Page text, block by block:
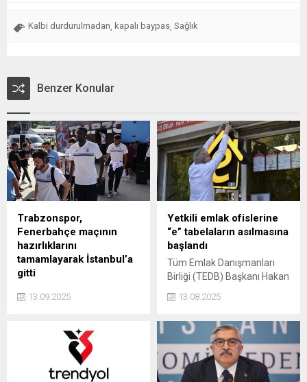
Kalbi durdurulmadan kapalı baypas Sağlık
Benzer Konular
Trabzonspor,
Fenerbahçe maçının
hazırlıklarını
tamamlayarak İstanbul’a
gitti
5’inci haftasında oynayacağı
hazırlıklarını tamamladıktan
sonra İstanbul’a gitti.
13.09.2025
Yetkili emlak ofislerine
“e” tabelaların asılmasına
başlandı
Tüm Emlak Danışmanları
Birliği (TEDB) Başkanı Hakan
ofislerine "e" harfi tabelası
belirterek, "Yıl sonuna kadar
Türkiye'de 50 bine yakın
meslektaşımıza bu tabelayı
iletmeyi planlıyoruz." dedi.
13.08.2025